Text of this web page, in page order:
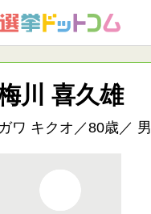
川 喜久雄
ワ キクオ／80歳／ 男